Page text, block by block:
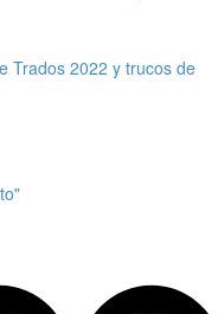
Trados 2022 y trucos de